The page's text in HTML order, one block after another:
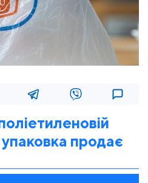
продає